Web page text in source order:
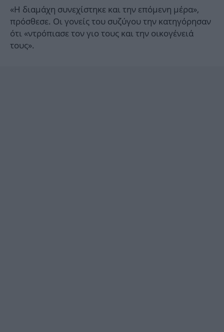
«Η διαμάχη συνεχίστηκε και την επόμενη μέρα»,
πρόσθεσε. Οι γονείς του συζύγου την κατηγόρησαν
ότι «ντρόπιασε τον γιο τους και την οικογένειά
τους».